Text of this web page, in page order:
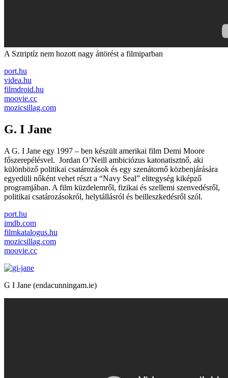
A Sztriptíz nem hozott nagy áttörést a filmiparban
port.hu
videa.hu
filmdroid.hu
moovie.cc
mozicsillag.com
G. I Jane
A G. I Jane egy 1997 – ben készült amerikai film Demi Moore
főszerepélésvel. Jordan O’Neill ambiciózus katonatisztnő, aki
különböző politikai csatározások és egy szenátornő közbenjárására
egyedüli nőként vehet részt a “Navy Seal” elitegység kiképző
programjában. A film küzdelemről, fizikai és szellemi szenvedésről,
politikai csatározásokról, helytállásról és beilleszkedésről szól.
port.hu
imdb.com
filmkatalogus.hu
mozicsillag.com
moovie.cc
G I Jane (endacunningam.ie)